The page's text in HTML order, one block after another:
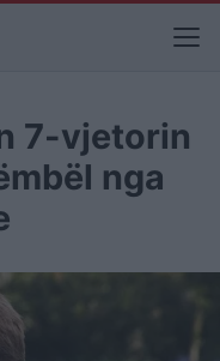
7-vjetorin
nga